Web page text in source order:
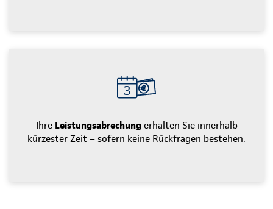
Ihre Leistungsabrechungerhalten Sie innerhalb
kürzester Zeit – sofern keine Rückfragen bestehen.